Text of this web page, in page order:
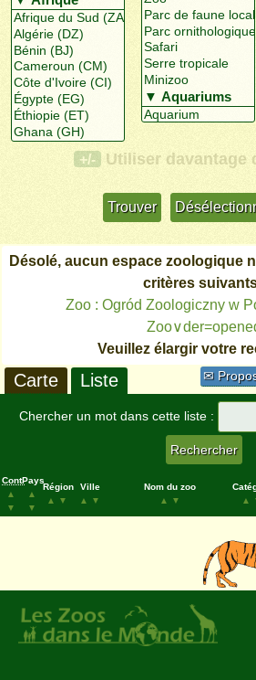
+/- Utiliser davantage
Désolé, aucun espace zoologique
critères
Zoo : Ogród Zoologiczny w
Veuillez élargir votre
✉
Carte Liste
Chercher un mot dans cette liste :
Cont.
▲
▼
Pays
▲
▼
Région
▲
▼
Ville
▲
▼
Nom du zoo
▲
▼
▲